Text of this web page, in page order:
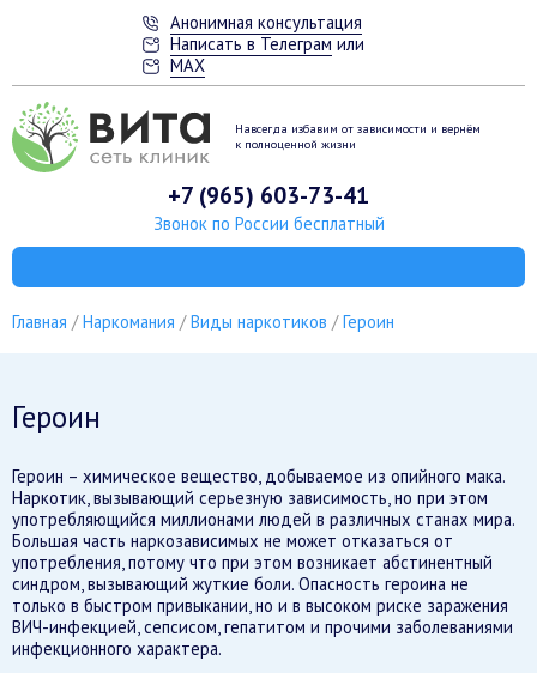
Анонимная консультация
Написать в Телеграм или
MAX
Навсегда избавим от зависимости и вернём
к полноценной жизни
+7 (965) 603-73-41
Звонок по России бесплатный
Главная Наркомания Виды наркотиков Героин
Героин
Героин – химическое вещество, добываемое из опийного мака.
Наркотик, вызывающий серьезную зависимость, но при этом
употребляющийся миллионами людей в различных станах мира.
Большая часть наркозависимых не может отказаться от
употребления, потому что при этом возникает абстинентный
синдром, вызывающий жуткие боли. Опасность героина не
только в быстром привыкании, но и в высоком риске заражения
ВИЧ-инфекцией, сепсисом, гепатитом и прочими заболеваниями
инфекционного характера.